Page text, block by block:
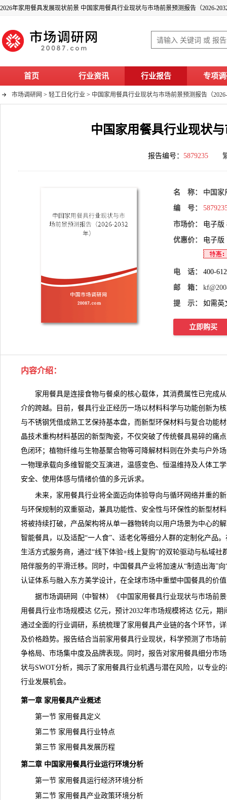
2026年家用餐具发展现状前景 中国家用餐具行业现状与市场前景预测报告（2026-
首页 行业资讯 行业报告 专项
市场调研网 > 轻工日化行业 > 中国家用餐具行业现状与市场前景预测报告（
中国家用餐具行业现状
报告编号： 5879235
名 称： 中国家
编 号：
市场价： 电子版
优惠价： 电子版
电 话： 400-
邮 箱：
提 示： 如需英
立即购买
内容介绍：
家用餐具是连接食物与餐桌的核心载体，其消费属性已完成
介的跨越。目前，餐具行业正经历一场以材料科学与功能创新为
与不锈钢凭借成熟工艺保持基本盘，而新型环保材料与复合功能
晶技术重构材料基因的新型陶瓷，不仅突破了传统餐具易碎的痛
色闭环；植物纤维与生物基聚合物等可降解材料则在外卖与户外
一物理承载向多维智能交互演进，温感变色、恒温维持及人体工
安全、使用体感与情绪价值的多元诉求。
未来，家用餐具行业将全面迈向体验导向与循环网络并重的
与环保规制的双重驱动，兼具功能性、安全性与环保性的新型材
将被持续打破，产品架构将从单一器物转向以用户场景为中心的
智能餐具，以及适配“一人食”、适老化等细分人群的定制化产品
生活方式服务商，通过“线下体验+线上复购”的双轮驱动与私域
陪伴服务的平滑迁移。同时，中国餐具产业将加速从“制造出海”
认证体系与融入东方美学设计，在全球市场中重塑中国餐具的价
据市场调研网（中智林）《中国家用餐具行业现状与市场前
用餐具行业市场规模达 亿元，预计2032年市场规模将达 亿元，
通过全面的行业调研，系统梳理了家用餐具产业链的各个环节，
及价格趋势。报告结合当前家用餐具行业现状，科学预测了市场
争格局、市场集中度及品牌表现。同时，报告对家用餐具细分市
状与SWOT分析，揭示了家用餐具行业机遇与潜在风险，以专业
行业发展机会。
第一章 家用餐具产业概述
第一节 家用餐具定义
第二节 家用餐具行业特点
第三节 家用餐具发展历程
第二章 中国家用餐具行业运行环境分析
第一节 家用餐具运行经济环境分析
第二节 家用餐具产业政策环境分析